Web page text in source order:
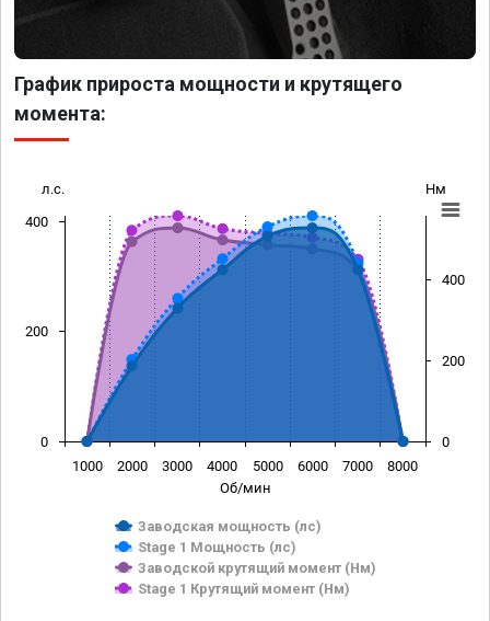
График прироста мощности и крутящего
момента:
Об/мин
л.с. Нм
Заводская мощность (лс)
Stage 1 Мощность (лс)
Заводской крутящий момент (Нм)
Stage 1 Крутящий момент (Нм)
1000 2000 3000 4000 5000 6000 7000 8000
0
200
400
0
200
400